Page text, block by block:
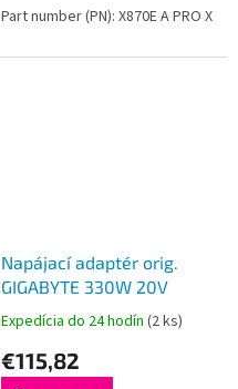
Part number (PN): X870E A PRO X
Napájací adaptér orig.
GIGABYTE 330W 20V
Expedícia do 24 hodín (2 ks)
€115,82